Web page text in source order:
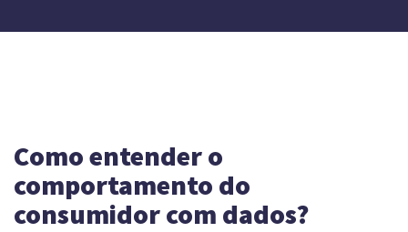
Como entender o
comportamento do
consumidor com dados?